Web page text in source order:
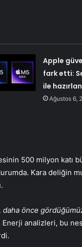
Apple
fark etti:
ile
Ağustos 6,
500 milyon katı
Kara deliğin
daha önce
Enerji analizleri, bu